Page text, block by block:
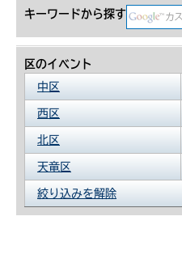
キーワードから探す
区のイベント
中区
西区
北区
天竜区
絞り込みを解除